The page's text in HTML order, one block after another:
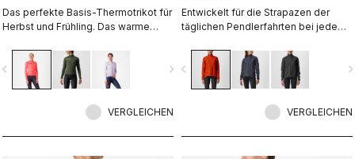
Das perfekte Basis-Thermotrikot für
Herbst und Frühling. Das warme
Konstruktion sind der Schlüssel zur
Performance dieses Trikots.
navigate_next
VERGLEICHEN
Entwickelt für die Strapazen der
täglichen Pendlerfahrten bei jedem
während sie über Ihre Bürokleidung
passt. Aber wo sie wirklich glänzt, im
wahrsten Sinne des Wortes, ist mit
Dunkelheit hell aufleuchtet, während
navigate_before
VERGLEICHEN